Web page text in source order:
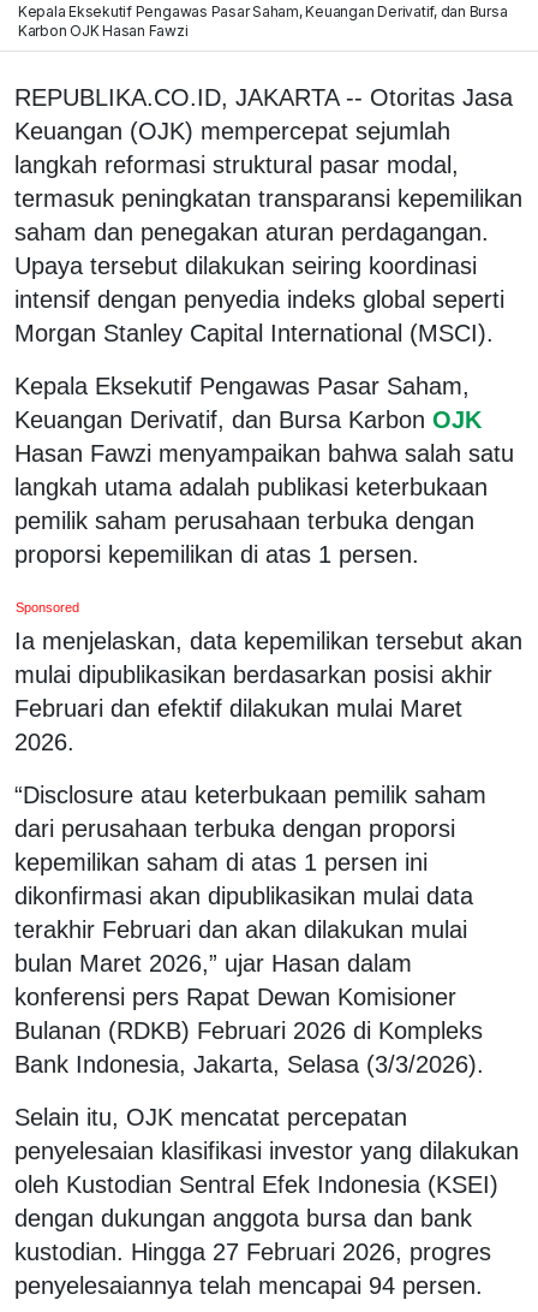
Kepala Eksekutif Pengawas Pasar Saham, Keuangan Derivatif, dan Bursa
Karbon OJK Hasan Fawzi
REPUBLIKA.CO.ID, JAKARTA -- Otoritas Jasa
Keuangan (OJK) mempercepat sejumlah
langkah reformasi struktural pasar modal,
termasuk peningkatan transparansi kepemilikan
saham dan penegakan aturan perdagangan.
Upaya tersebut dilakukan seiring koordinasi
intensif dengan penyedia indeks global seperti
Morgan Stanley Capital International (MSCI).
Kepala Eksekutif Pengawas Pasar Saham,
Keuangan Derivatif, dan Bursa Karbon OJK
Hasan Fawzi menyampaikan bahwa salah satu
langkah utama adalah publikasi keterbukaan
pemilik saham perusahaan terbuka dengan
proporsi kepemilikan di atas 1 persen.
Sponsored
Ia menjelaskan, data kepemilikan tersebut akan
mulai dipublikasikan berdasarkan posisi akhir
Februari dan efektif dilakukan mulai Maret
2026.
“Disclosure atau keterbukaan pemilik saham
dari perusahaan terbuka dengan proporsi
kepemilikan saham di atas 1 persen ini
dikonfirmasi akan dipublikasikan mulai data
terakhir Februari dan akan dilakukan mulai
bulan Maret 2026,” ujar Hasan dalam
konferensi pers Rapat Dewan Komisioner
Bulanan (RDKB) Februari 2026 di Kompleks
Bank Indonesia, Jakarta, Selasa (3/3/2026).
Selain itu, OJK mencatat percepatan
penyelesaian klasifikasi investor yang dilakukan
oleh Kustodian Sentral Efek Indonesia (KSEI)
dengan dukungan anggota bursa dan bank
kustodian. Hingga 27 Februari 2026, progres
penyelesaiannya telah mencapai 94 persen.